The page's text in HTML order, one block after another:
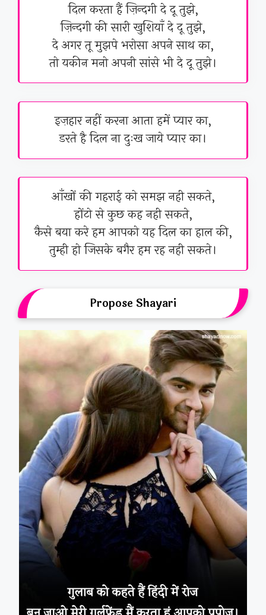
दिल करता हैं ज़िन्दगी दे दू तुझे,
ज़िन्दगी की सारी खुशियाँ दे दू तुझे,
दे अगर तू मुझपे भरोसा अपने साथ का,
तो यकीन मनो अपनी सांसे भी दे दू तुझे।
इज़हार नहीं करना आता हमें प्यार का,
डरते है दिल ना दुःख जाये प्यार का।
आँखों की गहराई को समझ नही सकते,
होंटो से कुछ कह नही सकते,
कैसे बया करे हम आपको यह दिल का हाल की,
तुम्ही हो जिसके बगैर हम रह नही सकते।
Propose Shayari